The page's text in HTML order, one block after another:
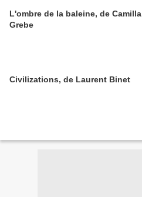
L'ombre de la baleine, de Camilla
Grebe
Civilizations, de Laurent Binet